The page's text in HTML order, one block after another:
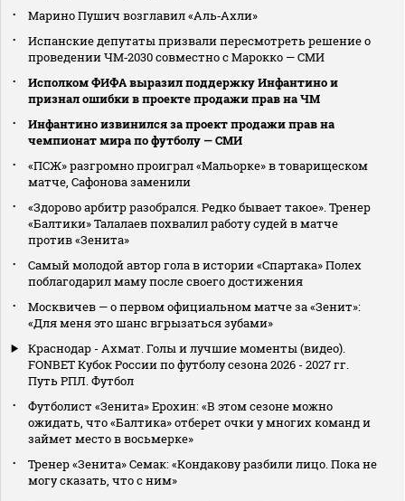
Марино Пушич возглавил «Аль‑Ахли»
Испанские депутаты призвали пересмотреть решение о
проведении ЧМ‑2030 совместно с Марокко — СМИ
Исполком ФИФА выразил поддержку Инфантино и
признал ошибки в проекте продажи прав на ЧМ
Инфантино извинился за проект продажи прав на
чемпионат мира по футболу — СМИ
«ПСЖ» разгромно проиграл «Мальорке» в товарищеском
матче, Сафонова заменили
«Здорово арбитр разобрался. Редко бывает такое». Тренер
«Балтики» Талалаев похвалил работу судей в матче
против «Зенита»
Самый молодой автор гола в истории «Спартака» Полех
поблагодарил маму после своего достижения
Москвичев — о первом официальном матче за «Зенит»:
«Для меня это шанс вгрызаться зубами»
Краснодар - Ахмат. Голы и лучшие моменты (видео).
FONBET Кубок России по футболу сезона 2026 - 2027 гг.
Путь РПЛ. Футбол
Футболист «Зенита» Ерохин: «В этом сезоне можно
ожидать, что «Балтика» отберет очки у многих команд и
займет место в восьмерке»
Тренер «Зенита» Семак: «Кондакову разбили лицо. Пока не
могу сказать, что с ним»